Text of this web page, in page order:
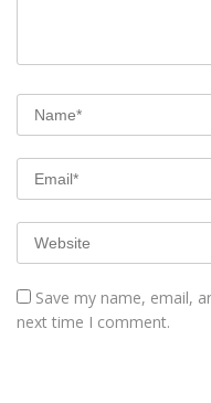
Save my name, email,
next time I comment.